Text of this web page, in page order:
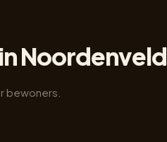
Noordenveld
bewoners.